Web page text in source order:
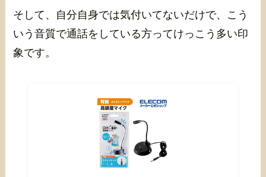
そして、自分自身では気付いてないだけで、こう
いう音質で通話をしている方ってけっこう多い印
象です。